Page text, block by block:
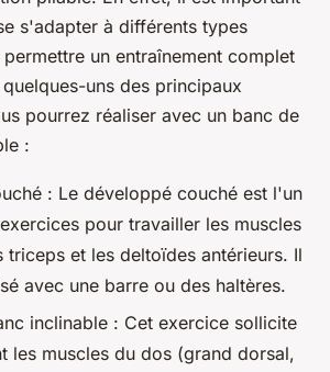
s'adapter à différents types
un entraînement complet
uns des principaux
pourrez réaliser avec un banc de
:
: Le développé couché est l'un
pour travailler les muscles
triceps et les deltoïdes antérieurs. Il
avec une barre ou des haltères.
inclinable : Cet exercice sollicite
les muscles du dos (grand dorsal,